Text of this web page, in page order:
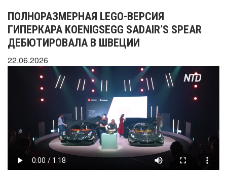
ПОЛНОРАЗМЕРНАЯ LEGO-ВЕРСИЯ
ГИПЕРКАРА KOENIGSEGG SADAIR’S SPEAR
ДЕБЮТИРОВАЛА В ШВЕЦИИ
22.06.2026